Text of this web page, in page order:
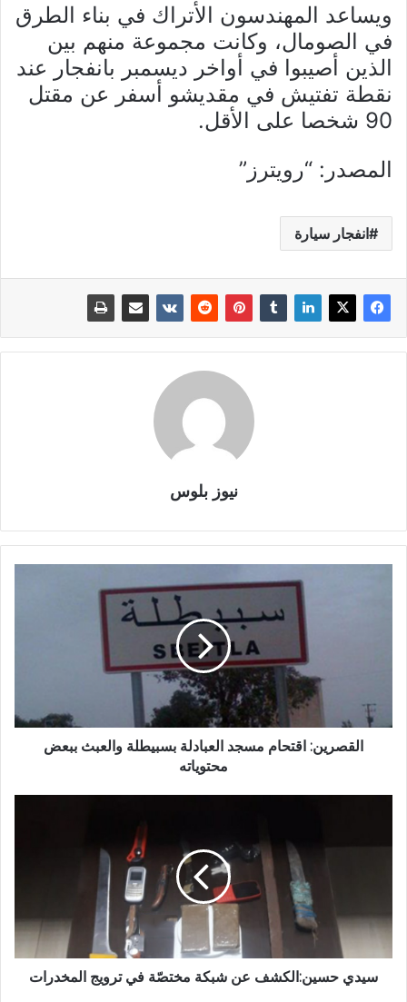
ويساعد المهندسون الأتراك في بناء الطرق
في الصومال، وكانت مجموعة منهم بين
الذين أصيبوا في أواخر ديسمبر بانفجار عند
نقطة تفتيش في مقديشو أسفر عن مقتل
90 شخصا على الأقل.
المصدر: “رويترز”
انفجار سيارة
نيوز بلوس
القصرين: اقتحام مسجد العبادلة بسبيطلة والعبث ببعض
محتوياته
سيدي حسين:الكشف عن شبكة مختصّة في ترويج المخدرات